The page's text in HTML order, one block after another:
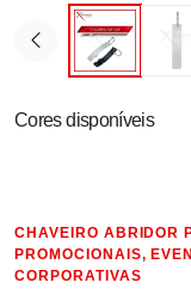
Cores disponíveis
CHAVEIRO ABRIDOR
PROMOCIONAIS,
CORPORATIVAS